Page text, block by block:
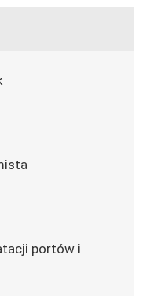
portów i